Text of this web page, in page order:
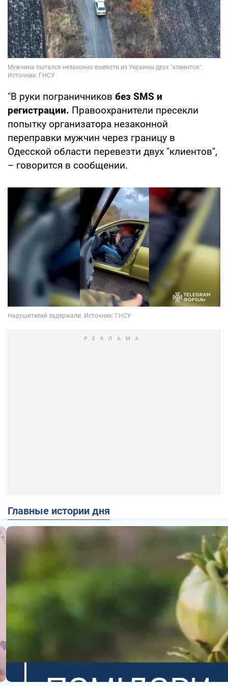
"В руки пограничников без SMS и
регистрации. Правоохранители пресекли
попытку организатора незаконной
переправки мужчин через границу в
Одесской области перевезти двух "клиентов",
– говорится в сообщении.
Главные истории дня